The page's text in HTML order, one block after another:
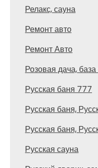
Релакс, сауна
Ремонт авто
Ремонт Авто
Розовая дача,
Русская баня 777
Русская баня,
Русская баня,
Русская сауна